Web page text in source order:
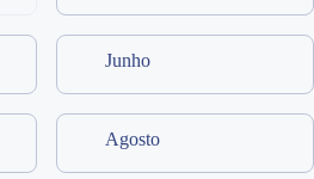
Junho
Agosto